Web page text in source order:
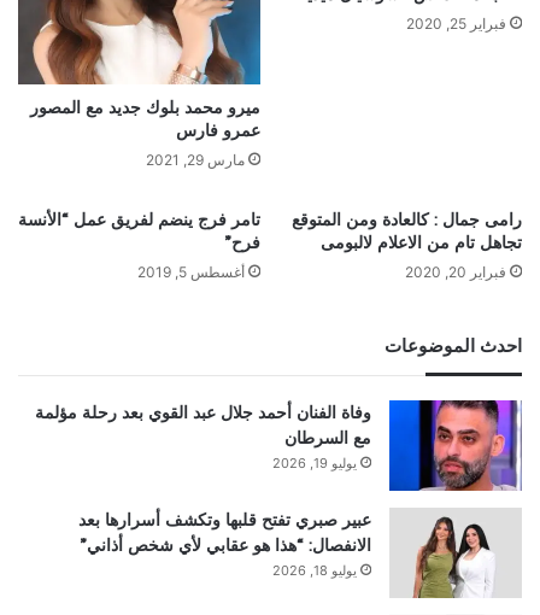
فبراير 25, 2020
ميرو محمد بلوك جديد مع المصور
عمرو فارس
مارس 29, 2021
رامى جمال : كالعادة ومن المتوقع
تجاهل تام من الاعلام لالبومى
فبراير 20, 2020
تامر فرج ينضم لفريق عمل “الأنسة
فرح”
أغسطس 5, 2019
احدث الموضوعات
وفاة الفنان أحمد جلال عبد القوي بعد رحلة مؤلمة
مع السرطان
يوليو 19, 2026
عبير صبري تفتح قلبها وتكشف أسرارها بعد
الانفصال: “هذا هو عقابي لأي شخص أذاني”
يوليو 18, 2026